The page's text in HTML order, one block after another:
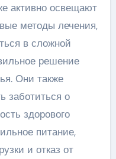
активно освещают
методы лечения,
в сложной
решение
Они также
заботиться о
здорового
питание,
и отказ от